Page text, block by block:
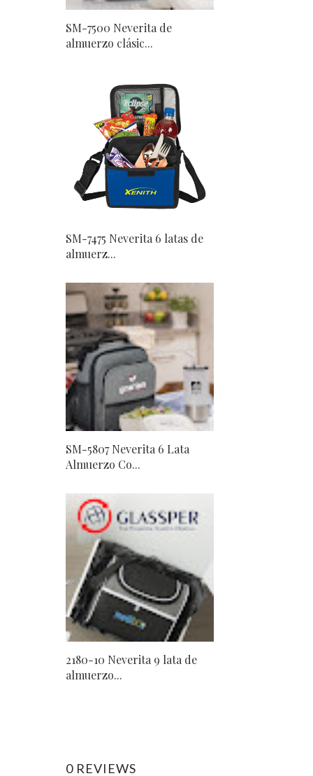
SM-7500 Neverita de
almuerzo clásic...
SM-7475 Neverita 6 latas de
almuerz...
SM-5807 Neverita 6 Lata
Almuerzo Co...
2180-10 Neverita 9 lata de
almuerzo...
0 REVIEWS